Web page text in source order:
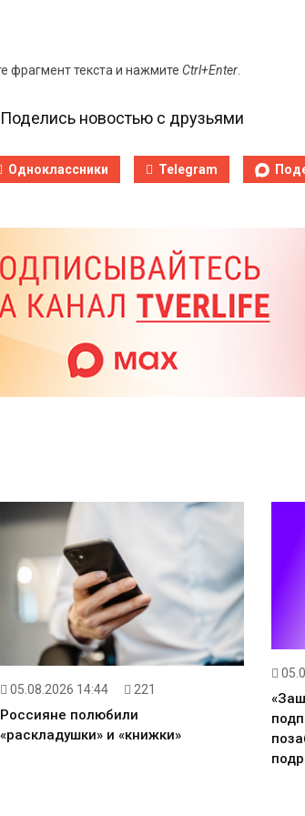
фрагмент текста и нажмите Ctrl+Enter
Поделись новостью с друзьями
Одноклассники Telegram
05.08.2026 14:44 221
Россияне полюбили
«раскладушки» и «книжки»